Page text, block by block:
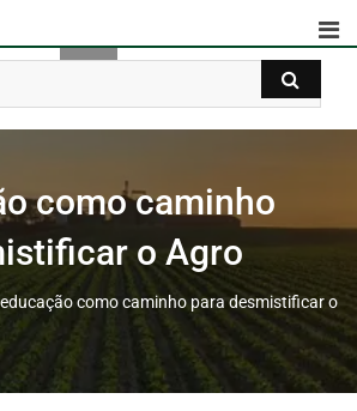
como caminho
o Agro
como caminho para desmistificar o